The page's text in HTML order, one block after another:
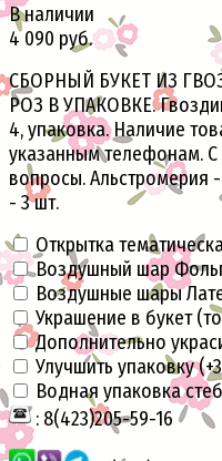
В наличии
4 090 руб.
СБОРНЫЙ БУКЕТ ИЗ
РОЗ В УПАКОВКЕ.
4, упаковка. Наличие
указанным телефонам.
вопросы. Альстромерия
- 3 шт.
Открытка
Воздушный шар
Воздушные шары
Украшение в букет
Дополнительно
Улучшить упаковку (+
Водная упаковка
: 8(423)205-59-16